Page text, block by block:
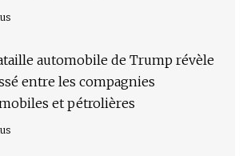
automobile de Trump révèle
entre les compagnies
et pétrolières